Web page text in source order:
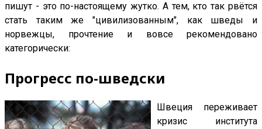
пишут - это по-настоящему жутко. А тем, кто так рвётся
стать таким же "цивилизованным", как шведы и
норвежцы, прочтение и вовсе рекомендовано
категорически:
Прогресс по-шведски
Швеция переживает
кризис института